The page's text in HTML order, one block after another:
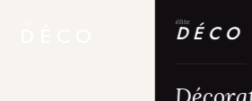
élite
DÉCO